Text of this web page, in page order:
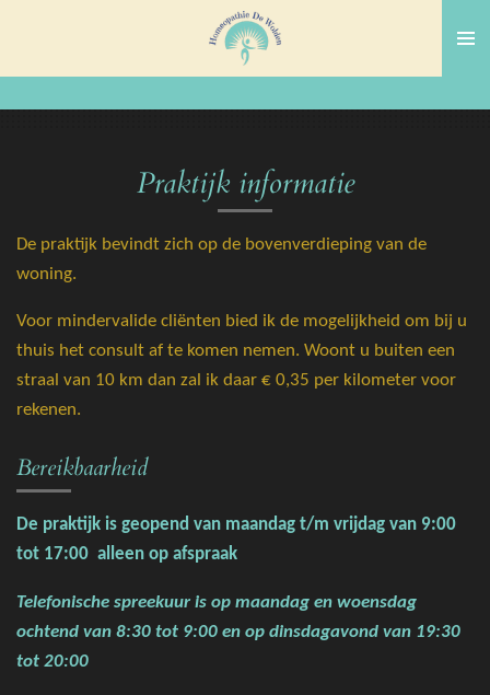
naar
de
Praktijk informatie
De praktijk bevindt zich op de bovenverdieping van de
woning.
Voor mindervalide cliënten bied ik de mogelijkheid om bij u
thuis het consult af te komen nemen. Woont u buiten een
straal van 10 km dan zal ik daar € 0,35 per kilometer voor
rekenen.
Bereikbaarheid
De praktijk is geopend van maandag t/m vrijdag van 9:00
tot 17:00 alleen op afspraak
Telefonische spreekuur is op maandag en woensdag
ochtend van 8:30 tot 9:00 en op dinsdagavond van 19:30
tot 20:00